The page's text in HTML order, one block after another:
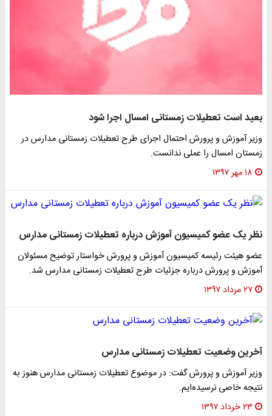
بعید است تعطیلات زمستانی امسال اجرا شود
وزیر آموزش و پرورش احتمال اجرای طرح تعطیلات زمستانی مدارس در
زمستان امسال را عملی ندانست.
۱۸ مهر ۱۳۹۷
نظر یک عضو کمیسیون آموزش درباره تعطیلات زمستانی مدارس
عضو هیئت رئیسه کمیسیون آموزش و پرورش خواستار توضیح مسئولان
آموزش و پرورش درباره جزئیات طرح تعطیلات زمستانی مدارس شد.
۲۷ مرداد ۱۳۹۷
آخرین وضعیت تعطیلات زمستانی مدارس
وزیر آموزش و پرورش گفت: در موضوع تعطیلات زمستانی مدارس هنوز به
نتیجه خاصی نرسیده‌ایم.
۲۳ خرداد ۱۳۹۷